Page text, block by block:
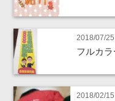
2018/07/25
フルカ
2018/02/15